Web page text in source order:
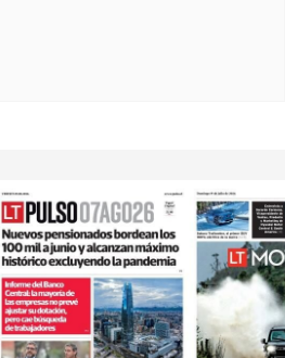
Opens in new window Opens in